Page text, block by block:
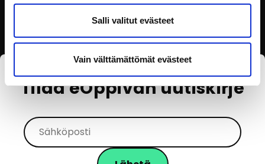
Salli valitut evästeet
Vain välttämättömät evästeet
Tilaa eOppivan uutiskirje